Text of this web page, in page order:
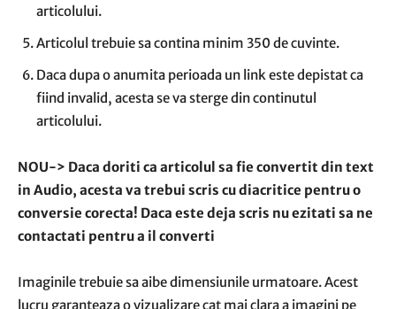
articolului.
Articolul trebuie sa contina minim 350 de cuvinte.
Daca dupa o anumita perioada un link este depistat ca
fiind invalid, acesta se va sterge din continutul
articolului.
NOU-> Daca doriti ca articolul sa fie convertit din text
in Audio, acesta va trebui scris cu diacritice pentru o
conversie corecta! Daca este deja scris nu ezitati sa ne
contactati pentru a il converti
Imaginile trebuie sa aibe dimensiunile urmatoare. Acest
lucru garanteaza o vizualizare cat mai clara a imagini pe